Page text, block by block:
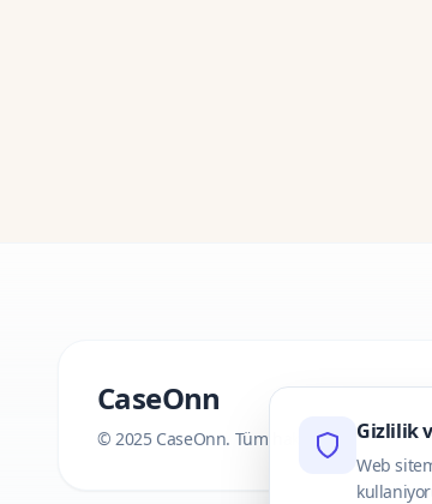
CaseOnn
© 2025 CaseOnn. Tüm hakları saklıdır.Gizlilik
Web